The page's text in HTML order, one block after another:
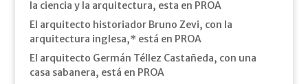
la ciencia y la arquitectura, esta en PROA
El arquitecto historiador Bruno Zevi, con la
arquitectura inglesa,* está en PROA
El arquitecto Germán Téllez Castañeda, con una
casa sabanera, está en PROA